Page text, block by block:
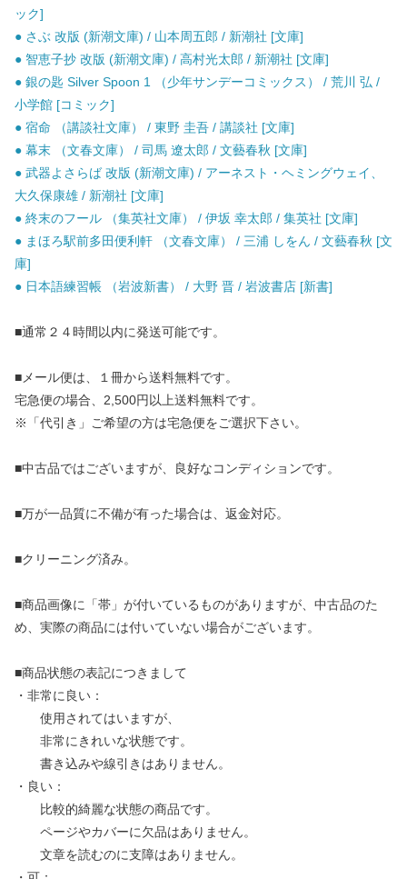
ック]
● さぶ 改版 (新潮文庫) / 山本周五郎 / 新潮社 [文庫]
● 智恵子抄 改版 (新潮文庫) / 高村光太郎 / 新潮社 [文庫]
● 銀の匙 Silver Spoon 1 （少年サンデーコミックス） / 荒川 弘 /
小学館 [コミック]
● 宿命 （講談社文庫） / 東野 圭吾 / 講談社 [文庫]
● 幕末 （文春文庫） / 司馬 遼太郎 / 文藝春秋 [文庫]
● 武器よさらば 改版 (新潮文庫) / アーネスト・ヘミングウェイ、
大久保康雄 / 新潮社 [文庫]
● 終末のフール （集英社文庫） / 伊坂 幸太郎 / 集英社 [文庫]
● まほろ駅前多田便利軒 （文春文庫） / 三浦 しをん / 文藝春秋 [文
庫]
● 日本語練習帳 （岩波新書） / 大野 晋 / 岩波書店 [新書]
■通常２４時間以内に発送可能です。
■メール便は、１冊から送料無料です。
宅急便の場合、2,500円以上送料無料です。
※「代引き」ご希望の方は宅急便をご選択下さい。
■中古品ではございますが、良好なコンディションです。
■万が一品質に不備が有った場合は、返金対応。
■クリーニング済み。
■商品画像に「帯」が付いているものがありますが、中古品のた
め、実際の商品には付いていない場合がございます。
■商品状態の表記につきまして
・非常に良い：
使用されてはいますが、
非常にきれいな状態です。
書き込みや線引きはありません。
・良い：
比較的綺麗な状態の商品です。
ページやカバーに欠品はありません。
文章を読むのに支障はありません。